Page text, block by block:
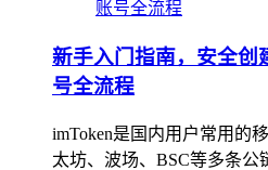
新手入门指南，安全创
号全流程
imToken是国内用户常用的
太坊、波场、BSC等多条